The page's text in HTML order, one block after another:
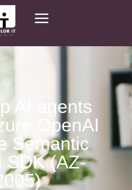
AI agents
OpenAI
Semantic
SDK (AZ-